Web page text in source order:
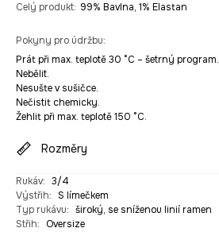
Celý produkt: 99% Bavlna, 1% Elastan
Pokyny pro údržbu:
Prát při max. teplotě 30 °C – šetrný program.
Nebělit.
Nesušte v sušičce.
Nečistit chemicky.
Žehlit při max. teplotě 150 °C.
Rozměry
Rukáv: 3/4
Výstřih: S límečkem
Typ rukávu: široký, se sníženou linií ramen
Střih: Oversize